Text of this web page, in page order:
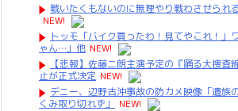
戦いたくもないのに無理やり戦わさせられ
NEW!
トッモ「バイク買ったわ！見てやこれ！」
ゃん…」他 NEW!
【悲報】佐藤二朗主演予定の『踊る大捜査
止が正式決定 NEW!
デニー、辺野古沖事故の防カメ映像「遺族
くみ取り切れず」
NEW!